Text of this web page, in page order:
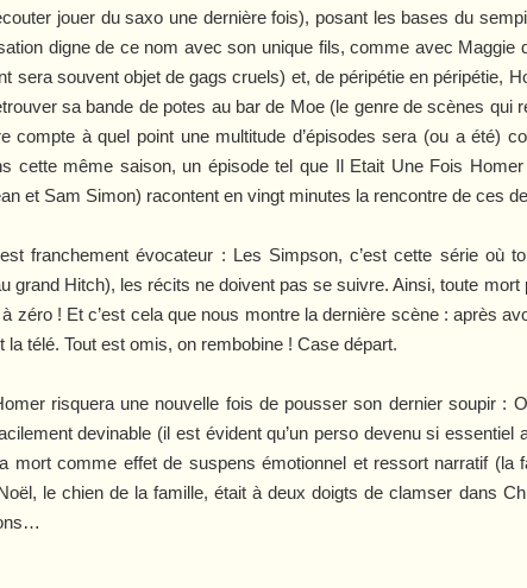
jouer du saxo une dernière fois), posant les bases du
digne de ce nom avec son unique fils, comme avec
sera souvent objet de gags cruels) et, de péripétie en péripétie,
sa bande de potes au bar de Moe (le genre de scènes
compte à quel point une multitude d’épisodes sera (ou a été)
cette même saison, un épisode tel que Il Etait Une Fois
et Sam Simon) racontent en vingt minutes la rencontre de ces
franchement évocateur : Les Simpson, c’est cette série où
grand Hitch), les récits ne doivent pas se suivre. Ainsi, toute
zéro ! Et c’est cela que nous montre la dernière scène : après
la télé. Tout est omis, on rembobine ! Case départ.
risquera une nouvelle fois de pousser son dernier soupir :
devinable (il est évident qu’un perso devenu si
mort comme effet de suspens émotionnel et ressort narratif
le chien de la famille, était à deux doigts de clamser dans